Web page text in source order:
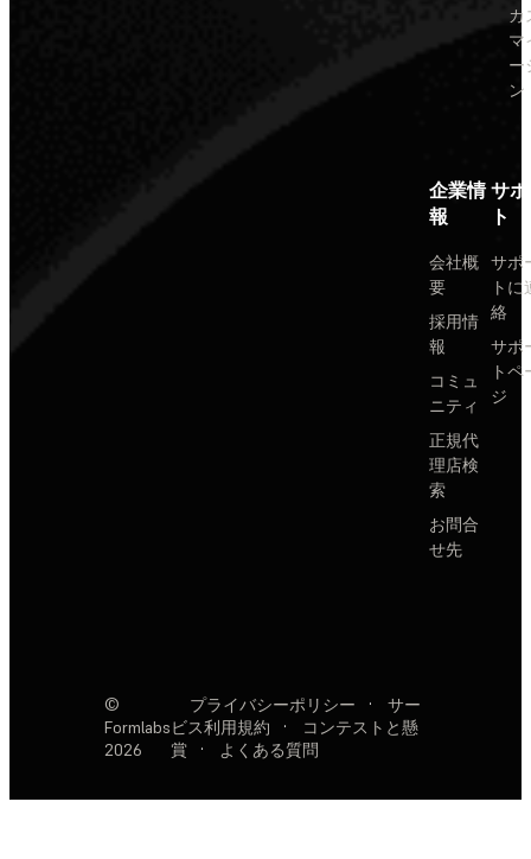
カ
マ
ー
ン
企業情
報
会社概
要
採用情
報
コミュ
ニティ
正規代
理店検
索
お問合
せ先
サ
ト
サポ
トに
絡
サポ
トペ
ジ
©
Formlabs
2026
プライバシーポリシー ·
サー
ビス利用規約
·
コンテストと懸
賞
· よくある質問